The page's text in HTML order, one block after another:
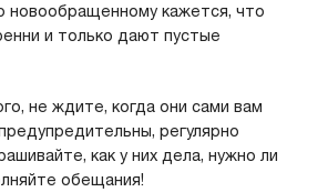
новообращенному кажется, что
и только дают пустые
не ждите, когда они сами вам
регулярно
как у них дела, нужно ли
обещания!